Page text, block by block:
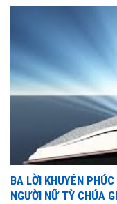
BA LỜI KHUYÊN
NGƯỜI NỮ TỲ CHÚA